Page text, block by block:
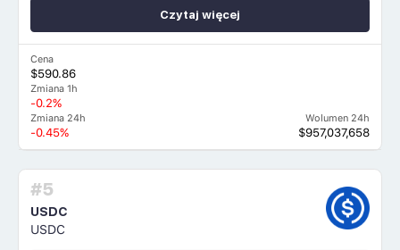
Cena
$590.86
Zmiana 1h
-0.2%
Zmiana 24h
-0.45%
Wolumen 24h
$957,037,658
Czytaj więcej
#5
USDC
USDC